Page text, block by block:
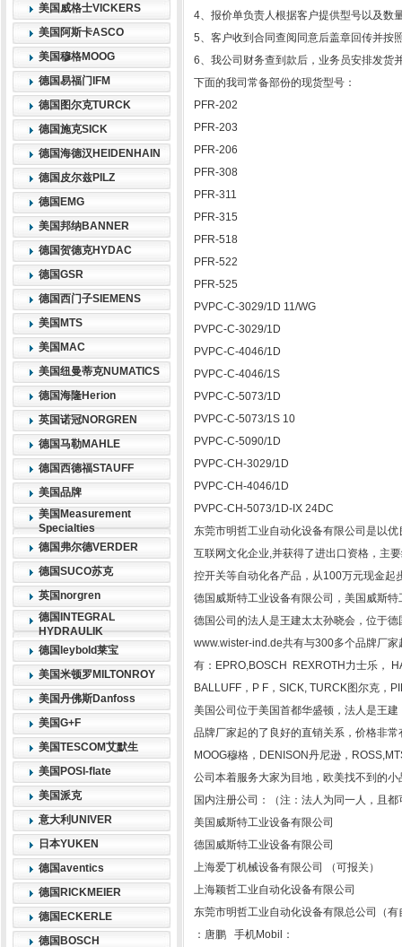
美国威格士VICKERS
美国阿斯卡ASCO
美国穆格MOOG
德国易福门IFM
德国图尔克TURCK
德国施克SICK
德国海德汉HEIDENHAIN
德国皮尔兹PILZ
德国EMG
美国邦纳BANNER
德国贺德克HYDAC
德国GSR
德国西门子SIEMENS
美国MTS
美国MAC
美国纽曼蒂克NUMATICS
德国海隆Herion
英国诺冠NORGREN
德国马勒MAHLE
德国西德福STAUFF
美国品牌
美国Measurement
Specialties
德国弗尔德VERDER
德国SUCO苏克
英国norgren
德国INTEGRAL
HYDRAULIK
德国leybold莱宝
美国米顿罗MILTONROY
美国丹佛斯Danfoss
美国G+F
美国TESCOM艾默生
美国POSI-flate
美国派克
意大利UNIVER
日本YUKEN
德国aventics
德国RICKMEIER
德国ECKERLE
德国BOSCH
4、报价单负责人根据客户提供型号以及数
5、客户收到合同查阅同意后盖章回传并按
6、我公司财务查到款后，业务员安排发货
下面的我司常备部份的现货型号：
PFR-202
PFR-203
PFR-206
PFR-308
PFR-311
PFR-315
PFR-518
PFR-522
PFR-525
PVPC-C-3029/1D 11/WG
PVPC-C-3029/1D
PVPC-C-4046/1D
PVPC-C-4046/1S
PVPC-C-5073/1D
PVPC-C-5073/1S 10
PVPC-C-5090/1D
PVPC-CH-3029/1D
PVPC-CH-4046/1D
PVPC-CH-5073/1D-IX 24DC
东莞市明哲工业自动化设备有限公司是以
互联网文化企业,并获得了进出口资格，主
控开关等自动化各产品，从100万元现金
德国威斯特工业设备有限公司，美国威斯
德国公司的法人是王建太太孙晓会，位于
www.wister-ind.de共有与300多个品牌厂
有：EPRO,BOSCH REXROTH力士乐，
BALLUFF，P F，SICK, TURCK图尔克，
美国公司位于美国首都华盛顿，法人是王
品牌厂家起的了良好的直销关系，价格非
MOOG穆格，DENISON丹尼逊，
公司本着服务大家为目地，欧美找不到的
国内注册公司：（注：法人为同一人，且
美国威斯特工业设备有限公司
德国威斯特工业设备有限公司
上海爱丁机械设备有限公司 （可报关）
上海颖哲工业自动化设备有限公司
东莞市明哲工业自动化设备有限总公司（
：唐鹏 手机Mobil：